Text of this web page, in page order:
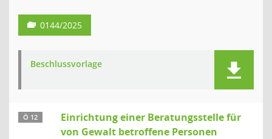
0144/2025
Beschlussvorlage
Ö 12
Einrichtung einer Beratungsstelle für
von Gewalt betroffene Personen